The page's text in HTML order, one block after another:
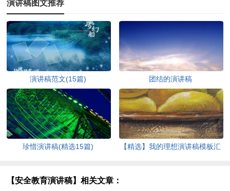
演讲稿图文推荐
演讲稿范文(15篇) 团结的演讲稿
珍惜演讲稿(精选15篇)
【精选】我的理想演讲稿模板汇
【安全教育演讲稿】相关文章：